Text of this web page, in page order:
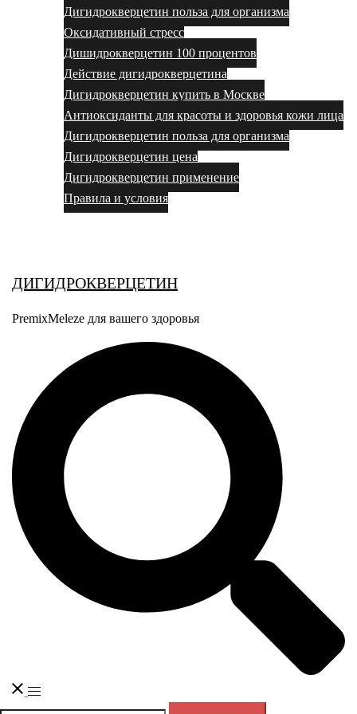
Дигидрокверцетин польза для организма
Оксидативный стресс
Дишидрокверцетин 100 процентов
Действие дигидрокверцетина
Дигидрокверцетин купить в Москве
Антиоксиданты для красоты и здоровья кожи лица
Дигидрокверцетин польза для организма
Дигидрокверцетин цена
Дигидрокверцетин применение
Правила и условия
ДИГИДРОКВЕРЦЕТИН
PremixMeleze для вашего здоровья
Переключатель